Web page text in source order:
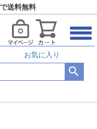
送料無料
お気に入り